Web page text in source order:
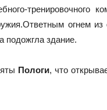
тренировочного
огнем из
подожгла здание.
Пологи, что